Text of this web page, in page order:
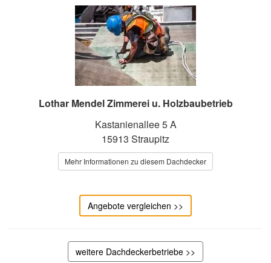
Lothar Mendel Zimmerei u. Holzbaubetrieb
Kastanienallee 5 A
15913 Straupitz
Mehr Informationen zu diesem Dachdecker
Angebote vergleichen >>
weitere Dachdeckerbetriebe >>